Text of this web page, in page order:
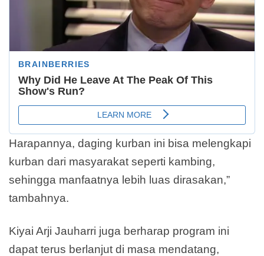
Harapannya, daging kurban ini bisa melengkapi
kurban dari masyarakat seperti kambing,
sehingga manfaatnya lebih luas dirasakan,”
tambahnya.
Kiyai Arji Jauharri juga berharap program ini
dapat terus berlanjut di masa mendatang,